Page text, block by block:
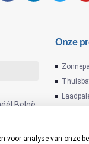
Belgë
Onze
voor analyse van onze